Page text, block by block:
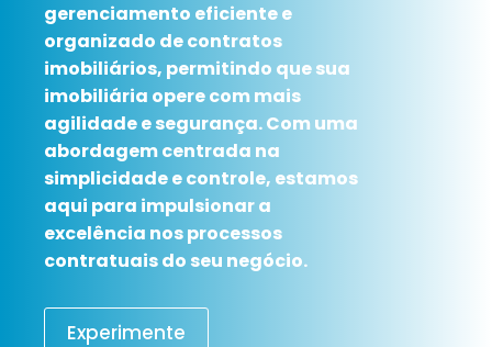
gerenciamento eficiente e
organizado de contratos
imobiliários, permitindo que sua
imobiliária opere com mais
agilidade e segurança. Com uma
abordagem centrada na
simplicidade e controle, estamos
aqui para impulsionar a
excelência nos processos
contratuais do seu negócio.
Experimente